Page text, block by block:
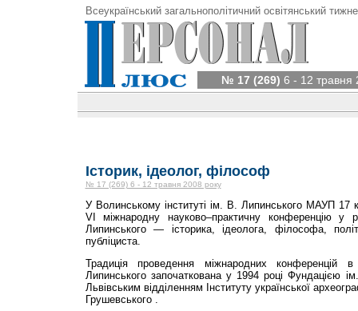
Всеукраїнський загальнополітичний освітянський
№ 17 (269) 6 - 12 травня
Історик, ідеолог, філософ
№ 17 (269) 6 - 12 травня 2008 року
У Волинському інституті ім. В. Липинського МАУП 17
VI міжнародну науково–практичну конференцію у
Липинського — історика, ідеолога, філософа,
публіциста.
Традиція проведення міжнародних конференцій
Липинського започаткована у 1994 році Фундацією
Львівським відділенням Інституту української
Грушевського .